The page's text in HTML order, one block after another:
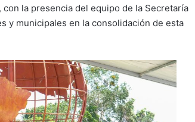
la presencia del equipo de la Secretaría
y municipales en la consolidación de esta